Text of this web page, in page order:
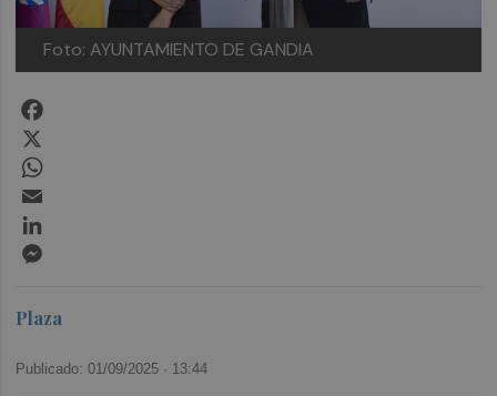
Foto: AYUNTAMIENTO DE GANDIA
Plaza
Publicado: 01/09/2025 · 13:44